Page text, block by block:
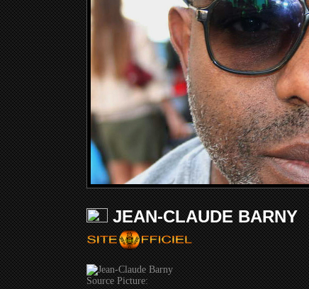
JEAN-CLAUDE BARNY
Source Picture: